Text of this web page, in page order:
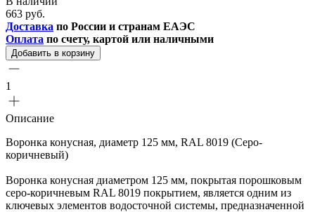
663 руб.
Доставка по России и странам ЕАЭС
Оплата по счету, картой или наличными
Добавить в корзину
1
Описание
Воронка конусная, диаметр 125 мм, RAL 8019 (Серо-
коричневый)
Воронка конусная диаметром 125 мм, покрытая порошковым
серо-коричневым RAL 8019 покрытием, является одним из
ключевых элементов водосточной системы, предназначенной